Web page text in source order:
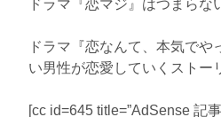
ドラマ『恋マジ』はつまらな
ドラマ『恋なんて、本気で
い男性が恋愛していくストー
[cc id=645 title=”AdSense 記事